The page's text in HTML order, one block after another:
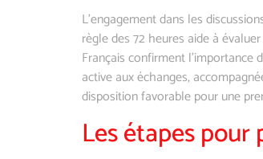
L’engagement dans les
règle des 72 heures aide à
Français confirment
active aux échanges,
disposition favorable pour une
Les étapes